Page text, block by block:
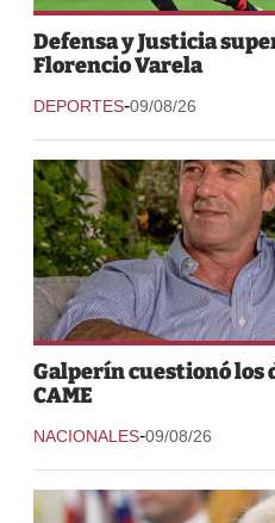
Defensa y Justicia
Florencio Varela
DEPORTES-09/08/26
Galperín cuestionó los
CAME
NACIONALES-09/08/26